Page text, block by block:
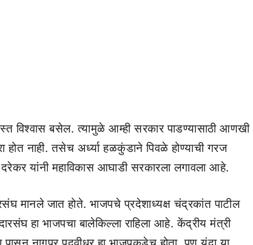
विश्वास बसेल. त्यामुळे आम्ही सरकार पाडण्यासाठी आणखी
होत नाही. तसेच अर्ध्या हळकुंडाने पिवळे होण्याची गरज
यांनी महाविकास आघाडी सरकारला लगावला आहे.
मानले जात होते. भाजपचे प्रदेशाध्यक्ष चंद्रकांत पाटील
हा भाजपचा बालेकिल्ला राहिला आहे. केंद्रीय मंत्री